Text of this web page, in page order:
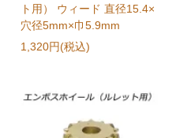
ト用） ウィード 直径15.4×
穴径5mm×巾5.9mm
1,320円(税込)